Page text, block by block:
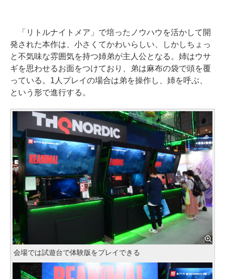
「リトルナイトメア」で培ったノウハウを活かして開
発された本作は、小さくてかわいらしい、しかしちょっ
と不気味な雰囲気を持つ姉弟が主人公となる。姉はウサ
ギを思わせるお面をつけており、弟は麻布の袋で頭を覆
っている。1人プレイの場合は弟を操作し、姉を呼ぶ、
という形で進行する。
会場では試遊台で体験版をプレイできる